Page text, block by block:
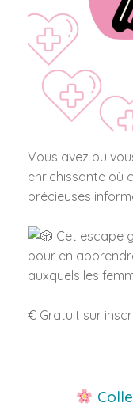
Vous avez pu
enrichissante où
précieuses
Cet escape
pour en
auxquels les
€ Gratuit sur